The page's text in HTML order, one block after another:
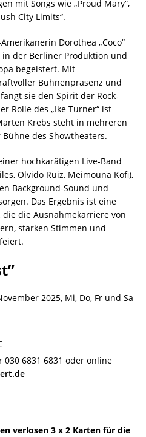
mit Songs wie „Proud Mary“,
City Limits“.
Dorothea „Coco“
in der Berliner Produktion und
begeistert. Mit
Bühnenpräsenz und
sie den Spirit der Rock-
Rolle des „Ike Turner“ ist
Krebs steht in mehreren
des Showtheaters.
hochkarätigen Live-Band
Olvido Ruiz, Meimouna Kofi),
Background-Sound und
Das Ergebnis ist eine
die Ausnahmekarriere von
starken Stimmen und
2025, Mi, Do, Fr und Sa
6831 6831 oder online
verlosen 3 x 2 Karten für die